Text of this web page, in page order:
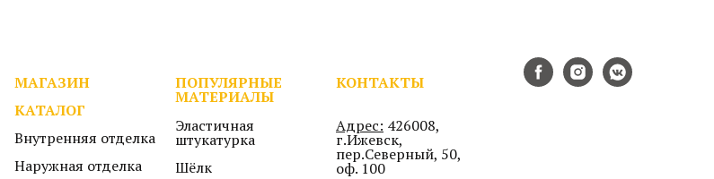
МАГАЗИН
КАТАЛОГ
Внутренняя отделка
Наружная отделка
ПОПУЛЯРНЫЕ
МАТЕРИАЛЫ
Эластичная
штукатурка
Шёлк
КОНТАКТЫ
Адрес: 426008,
г.Ижевск,
пер.Северный, 50,
оф. 100